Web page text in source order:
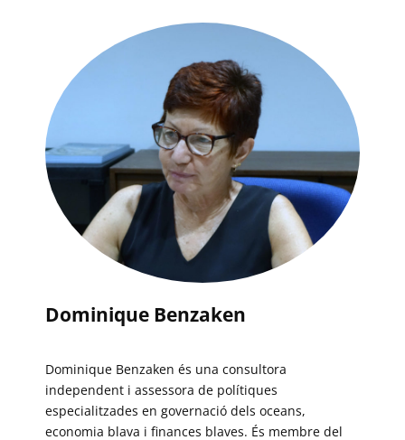
Dominique Benzaken
Dominique Benzaken és una consultora
independent i assessora de polítiques
especialitzades en governació dels oceans,
economia blava i finances blaves. És membre del